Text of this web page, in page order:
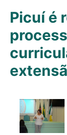
Picuí é